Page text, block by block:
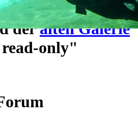
hier existiert
deralten Galerie
only"